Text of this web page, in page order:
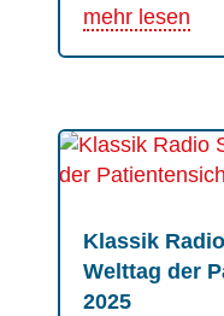
mehr lesen
Klassik
Welttag der
2025